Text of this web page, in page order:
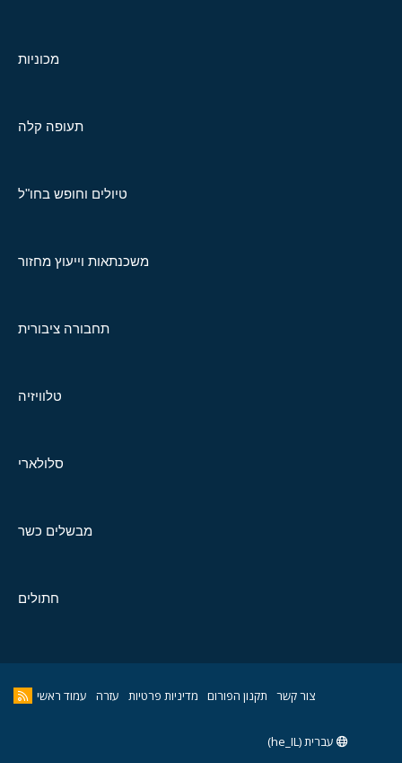
מכוניות
תעופה קלה
טיולים וחופש בחו"ל
משכנתאות וייעוץ מחזור
תחבורה ציבורית
טלוויזיה
סלולארי
מבשלים כשר
חתולים
צור קשר תקנון הפורום מדיניות פרטיות עזרה עמוד ראשי
עברית (he_IL)